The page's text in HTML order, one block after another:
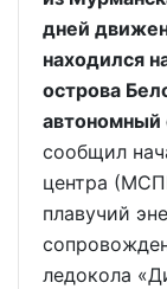
дней
находился
острова
автономный
сообщил
центра
плавучий
ледокола